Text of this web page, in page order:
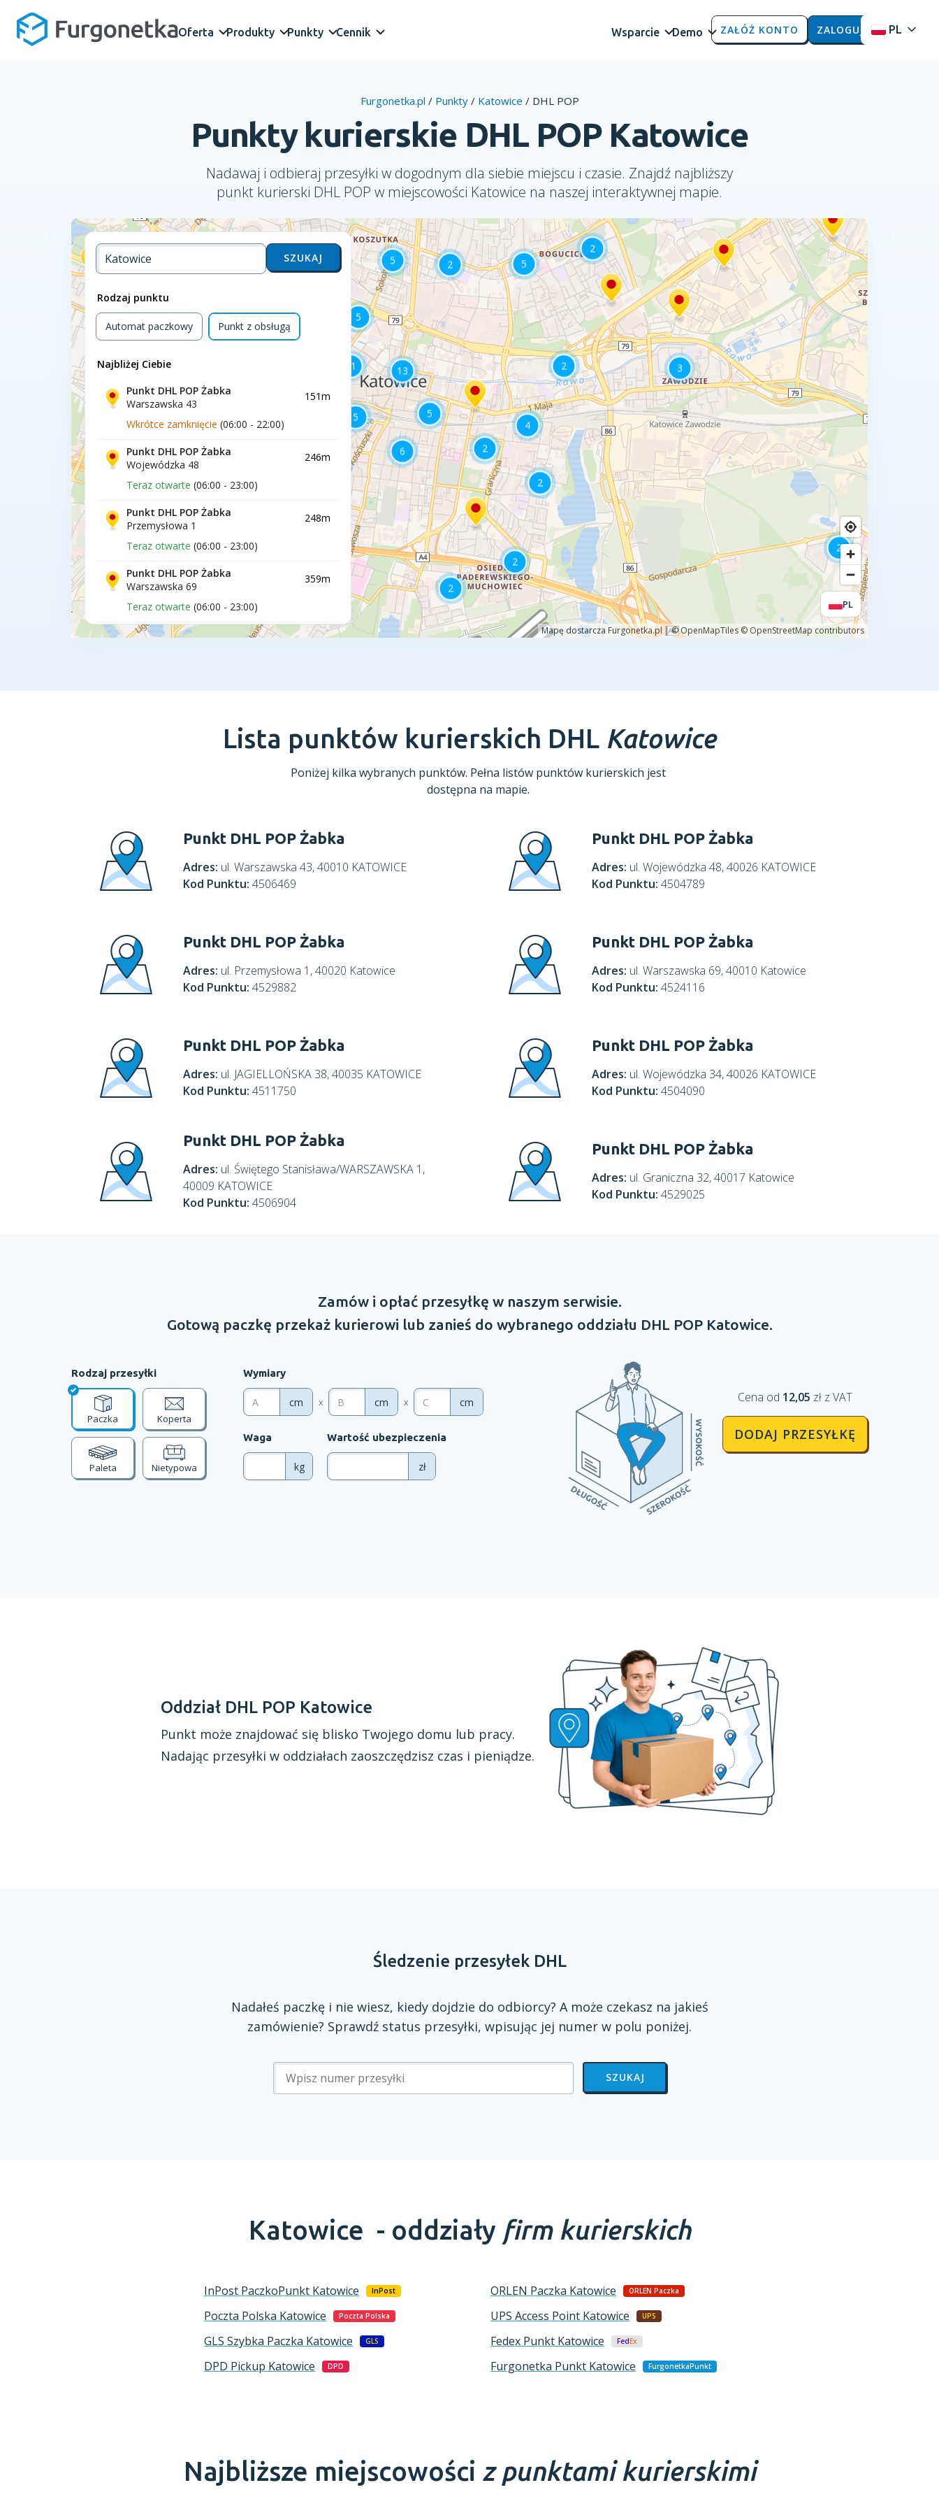
Oferta Produkty Punkty Cennik Wsparcie Demo ZAŁÓŻ KONTO ZALOGUJ PL
Furgonetka.pl / Punkty / Katowice / DHL POP
Punkty kurierskie DHL POP Katowice
Nadawaj i odbieraj przesyłki w dogodnym dla siebie miejscu i czasie. Znajdź najbliższy
punkt kurierski DHL POP w miejscowości Katowice na naszej interaktywnej mapie.
Lista punktów kurierskich DHL Katowice
Poniżej kilka wybranych punktów. Pełna listów punktów kurierskich jest
dostępna na mapie.
Punkt DHL POP Żabka
Adres: ul. Warszawska 43, 40010 KATOWICE
Kod Punktu: 4506469
Punkt DHL POP Żabka
Adres: ul. Wojewódzka 48, 40026 KATOWICE
Kod Punktu: 4504789
Punkt DHL POP Żabka
Adres: ul. Przemysłowa 1, 40020 Katowice
Kod Punktu: 4529882
Punkt DHL POP Żabka
Adres: ul. Warszawska 69, 40010 Katowice
Kod Punktu: 4524116
Punkt DHL POP Żabka
Adres: ul. JAGIELLOŃSKA 38, 40035 KATOWICE
Kod Punktu: 4511750
Punkt DHL POP Żabka
Adres: ul. Wojewódzka 34, 40026 KATOWICE
Kod Punktu: 4504090
Punkt DHL POP Żabka
Adres: ul. Świętego Stanisława/WARSZAWSKA 1,
40009 KATOWICE
Kod Punktu: 4506904
Punkt DHL POP Żabka
Adres: ul. Graniczna 32, 40017 Katowice
Kod Punktu: 4529025
Zamów i opłaćprzesyłkę w naszym serwisie.
Gotową paczkę przekaż kurierowi lub zanieś do wybranego oddziału DHL POP Katowice.
Rodzaj przesyłki
Paczka Koperta
Paleta Nietypowa
Wymiary
cm x cm x cm
Waga
kg
Wartość ubezpieczenia
zł
Cena od 12,05 zł z VAT
DODAJ PRZESYŁKĘ
Oddział DHL POP Katowice
Punkt może znajdować się blisko Twojego domu lub pracy.
Nadając przesyłki w oddziałach zaoszczędzisz czas i pieniądze.
Śledzenie przesyłek DHL
Nadałeś paczkę i nie wiesz, kiedy dojdzie do odbiorcy? A może czekasz na jakieś
zamówienie? Sprawdź status przesyłki, wpisując jej numer w polu poniżej.
SZUKAJ
Katowice - oddziały firm kurierskich
InPost PaczkoPunkt Katowice InPost ORLEN Paczka Katowice ORLEN Paczka
Poczta Polska Katowice Poczta Polska UPS Access Point Katowice UPS
GLS Szybka Paczka Katowice GLS Fedex Punkt Katowice FedEx
DPD Pickup Katowice DPD Furgonetka Punkt Katowice FurgonetkaPunkt
Najbliższe miejscowości z punktami kurierskimi